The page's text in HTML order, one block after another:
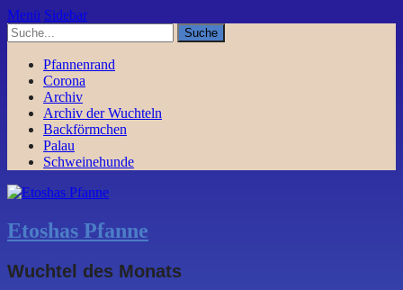
Menü Sidebar
Pfannenrand
Corona
Archiv
Archiv der Wuchteln
Backförmchen
Palau
Schweinehunde
Etoshas Pfanne
Wuchtel des Monats